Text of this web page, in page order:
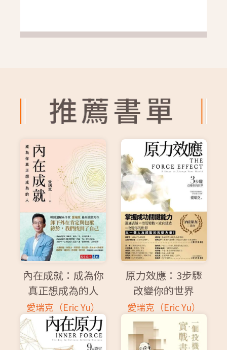
內在成就：成為你
真正想成為的人
愛瑞克（Eric Yu）
原力效應：3步驟
改變你的世界
愛瑞克（Eric Yu）